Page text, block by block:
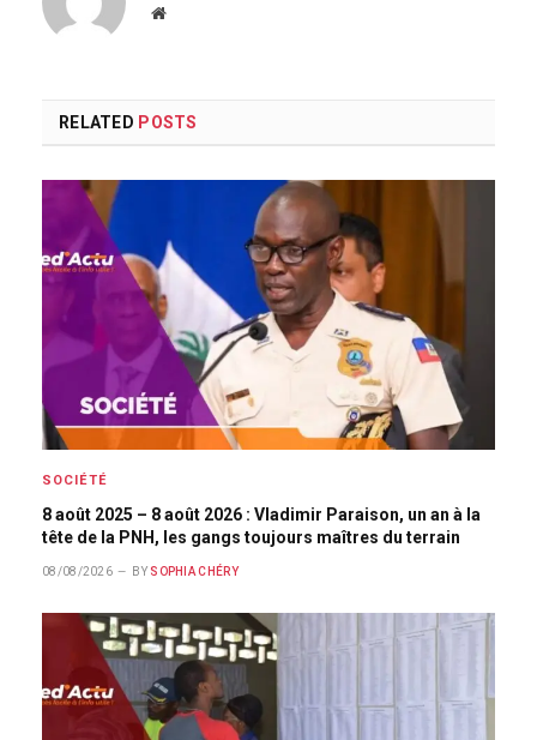
Website
RELATED POSTS
SOCIÉTÉ
8 août 2025 – 8 août 2026 : Vladimir Paraison, un an à la
tête de la PNH, les gangs toujours maîtres du terrain
08/08/2026 BY SOPHIA CHÉRY